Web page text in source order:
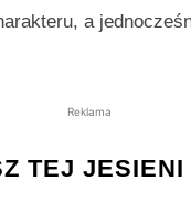
a
Reklama
TEJ JESIENI